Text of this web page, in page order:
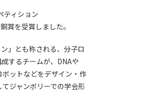
ティション
賞を受賞しました。
とも称される、分子ロ
するチームが、DNAや
ットなどをデザイン・作
ジャンボリーでの学会形